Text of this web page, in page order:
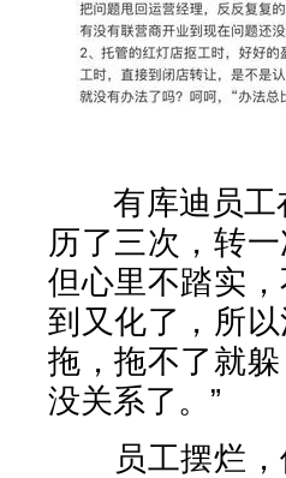
有库迪员工在
历了三次，转
但心里不踏实
到又化了，所
拖，拖不了就
没关系了。”
员工摆烂，